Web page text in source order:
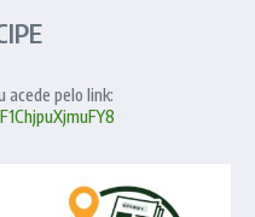
acede pelo link: